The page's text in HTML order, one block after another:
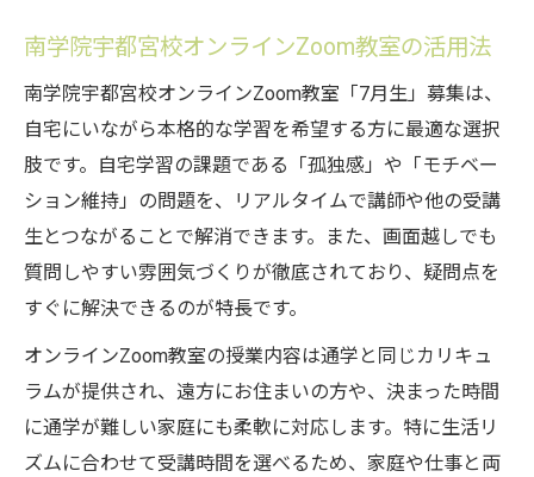
Zoom教室7月生募集で自宅学習が変わる理
由
南学院宇都宮校オンラインの安心サポート
体制
家庭で続けやすいオンライン学習の秘訣
南学院宇都宮校Zoom教室のメリットを徹底
解説
自宅で学ぶ学習リズム作りのポイント
家庭学習を続けるコツと20:8:2勉強法の実践
南学院宇都宮校オンラインで20:8:2勉強法を
学ぶ
南学院宇都宮校オンラインZoom教室の活用法
南学院宇都宮校オンラインZoom教室「7月生」募集は、
自宅にいながら本格的な学習を希望する方に最適な選択
肢です。自宅学習の課題である「孤独感」や「モチベー
ション維持」の問題を、リアルタイムで講師や他の受講
生とつながることで解消できます。また、画面越しでも
質問しやすい雰囲気づくりが徹底されており、疑問点を
すぐに解決できるのが特長です。
オンラインZoom教室の授業内容は通学と同じカリキュ
ラムが提供され、遠方にお住まいの方や、決まった時間
に通学が難しい家庭にも柔軟に対応します。特に生活リ
ズムに合わせて受講時間を選べるため、家庭や仕事と両